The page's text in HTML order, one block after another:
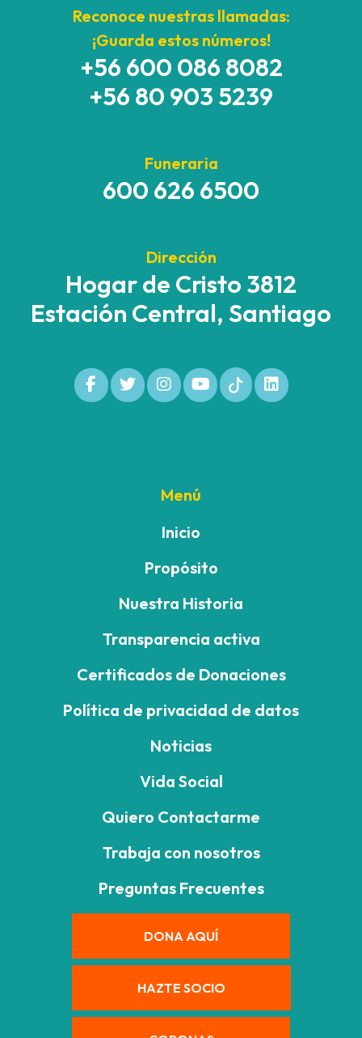
Reconoce nuestras llamadas:
¡Guarda estos números!
+56 600 086 8082
+56 80 903 5239
Funeraria
600 626 6500
Dirección
Hogar de Cristo 3812
Estación Central, Santiago
Menú
Inicio
Propósito
Nuestra Historia
Transparencia activa
Certificados de Donaciones
Política de privacidad de datos
Noticias
Vida Social
Quiero Contactarme
Trabaja con nosotros
Preguntas Frecuentes
DONA AQUÍ
HAZTE SOCIO